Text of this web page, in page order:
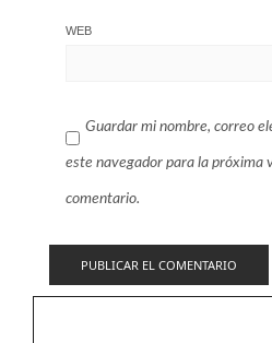
WEB
Guardar mi nombre, correo
este navegador para la próxima
comentario.